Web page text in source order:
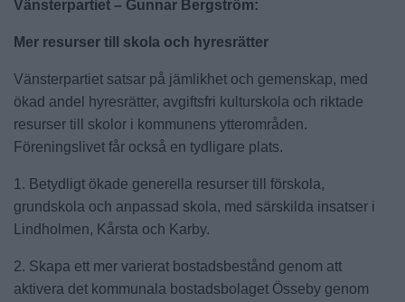
Vänsterpartiet – Gunnar Bergström:
Mer resurser till skola och hyresrätter
Vänsterpartiet satsar på jämlikhet och gemenskap, med
ökad andel hyresrätter, avgiftsfri kulturskola och riktade
resurser till skolor i kommunens ytterområden.
Föreningslivet får också en tydligare plats.
1. Betydligt ökade generella resurser till förskola,
grundskola och anpassad skola, med särskilda insatser i
Lindholmen, Kårsta och Karby.
2. Skapa ett mer varierat bostadsbestånd genom att
aktivera det kommunala bostadsbolaget Össeby genom